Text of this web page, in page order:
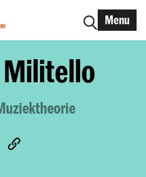
Menu
Militello